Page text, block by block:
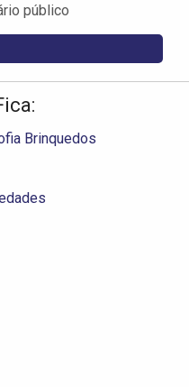
público
Brinquedos